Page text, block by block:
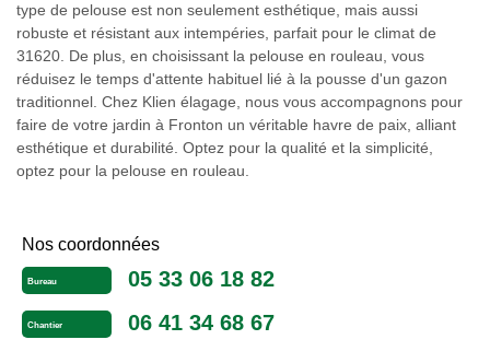
type de pelouse est non seulement esthétique, mais aussi
robuste et résistant aux intempéries, parfait pour le climat de
31620. De plus, en choisissant la pelouse en rouleau, vous
réduisez le temps d'attente habituel lié à la pousse d'un gazon
traditionnel. Chez Klien élagage, nous vous accompagnons pour
faire de votre jardin à Fronton un véritable havre de paix, alliant
esthétique et durabilité. Optez pour la qualité et la simplicité,
optez pour la pelouse en rouleau.
Nos coordonnées
Bureau 05 33 06 18 82
Chantier 06 41 34 68 67